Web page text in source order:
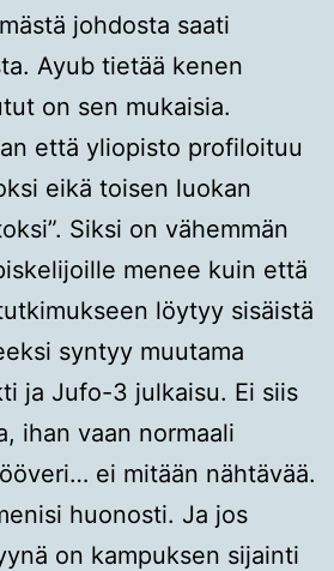
johdosta saati
Ayub tietää kenen
on sen mukaisia.
että yliopisto profiloituu
eikä toisen luokan
Siksi on vähemmän
menee kuin että
löytyy sisäistä
syntyy muutama
ja Jufo-3 julkaisu. Ei siis
ihan vaan normaali
ei mitään nähtävää.
huonosti. Ja jos
on kampuksen sijainti